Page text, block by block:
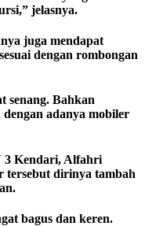
jelasnya.
juga mendapat
dengan rombongan
senang. Bahkan
adanya mobiler
3 Kendari, Alfahri
tersebut dirinya tambah
bagus dan keren.